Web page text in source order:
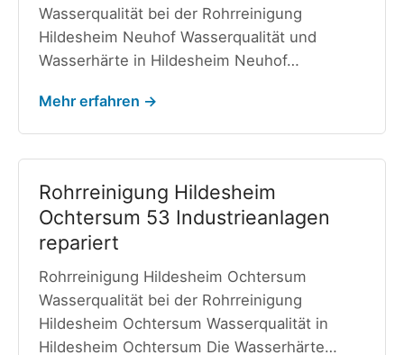
Wasserqualität bei der Rohrreinigung
Hildesheim Neuhof Wasserqualität und
Wasserhärte in Hildesheim Neuhof…
Mehr erfahren →
Rohrreinigung Hildesheim
Ochtersum 53 Industrieanlagen
repariert
Rohrreinigung Hildesheim Ochtersum
Wasserqualität bei der Rohrreinigung
Hildesheim Ochtersum Wasserqualität in
Hildesheim Ochtersum Die Wasserhärte…